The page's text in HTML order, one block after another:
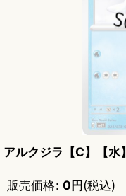
アルクジラ【C】【水】
販売価格: 0円(税込)